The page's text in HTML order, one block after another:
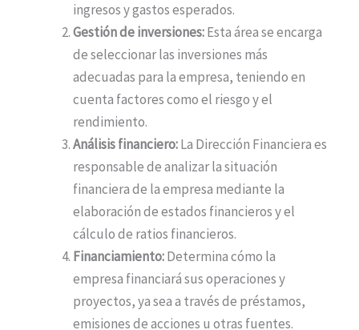
ingresos y gastos esperados.
Gestión de inversiones:Esta área se encarga
de seleccionar las inversiones más
adecuadas para la empresa, teniendo en
cuenta factores como el riesgo y el
rendimiento.
Análisis financiero:La Dirección Financiera es
responsable de analizar la situación
financiera de la empresa mediante la
elaboración de estados financieros y el
cálculo de ratios financieros.
Financiamiento:Determina cómo la
empresa financiará sus operaciones y
proyectos, ya sea a través de préstamos,
emisiones de acciones u otras fuentes.